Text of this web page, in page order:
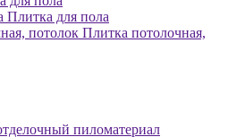
Плитка для пола
Плитка потолочная,